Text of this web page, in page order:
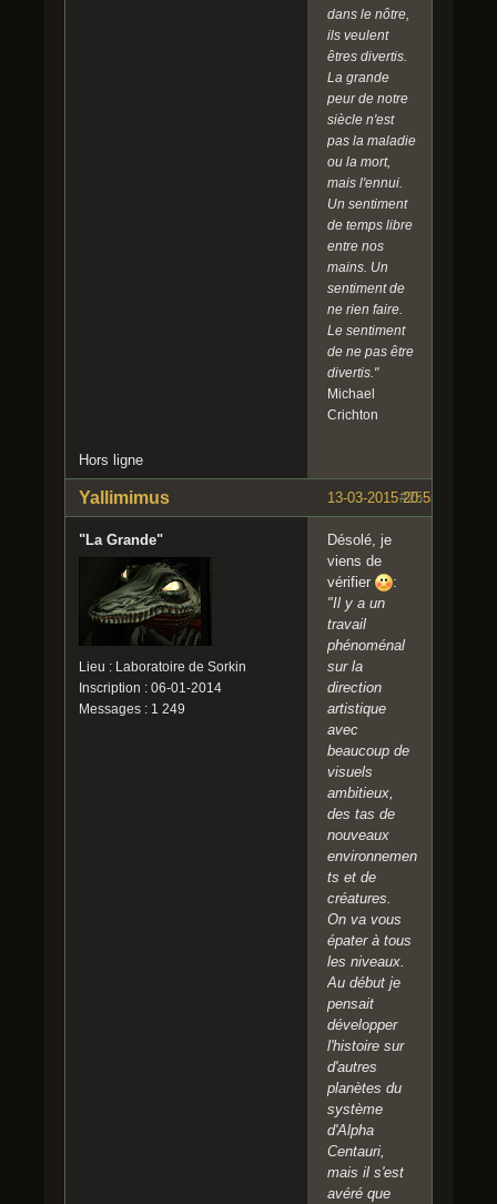
dans le nôtre,
ils veulent
êtres divertis.
La grande
peur de notre
siècle n'est
pas la maladie
ou la mort,
mais l'ennui.
Un sentiment
de temps libre
entre nos
mains. Un
sentiment de
ne rien faire.
Le sentiment
de ne pas être
divertis."
Michael
Crichton
Hors ligne
#25
13-03-2015 20:55:19
Yallimimus
"La Grande"
Lieu : Laboratoire de Sorkin
Inscription : 06-01-2014
Messages : 1 249
Désolé, je
viens de
vérifier
:
"Il y a un
travail
phénoménal
sur la
direction
artistique
avec
beaucoup de
visuels
ambitieux,
des tas de
nouveaux
environnemen
ts et de
créatures.
On va vous
épater à tous
les niveaux.
Au début je
pensait
développer
l'histoire sur
d'autres
planètes du
système
d'Alpha
Centauri,
mais il s'est
avéré que